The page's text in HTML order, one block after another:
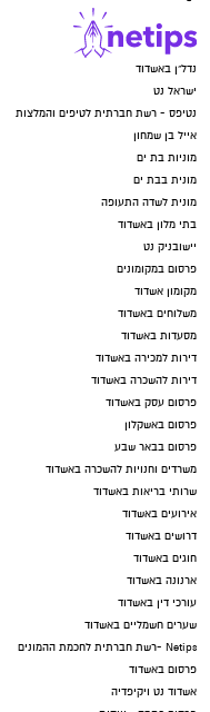
נדל"ן באשדוד
ישראל נט
נטיפס - רשת חברתית לטיפים והמלצות
אייל בן שמחון
מוניות בת ים
מונית בבת ים
מונית לשדה התעופה
בתי מלון באשדוד
יישובניק נט
פרסום במקומונים
מקומון אשדוד
משלוחים באשדוד
מסעדות באשדוד
דירות למכירה באשדוד
דירות להשכרה באשדוד
פרסום עסק באשדוד
פרסום באשקלון
פרסום בבאר שבע
משרדים וחנויות להשכרה באשדוד
שרותי בריאות באשדוד
אירועים באשדוד
דרושים באשדוד
חוגים באשדוד
ארנונה באשדוד
עורכי דין באשדוד
שערים חשמליים באשדוד
Netips -רשת חברתית לחכמת ההמונים
פרסום באשדוד
אשדוד נט ויקיפדיה